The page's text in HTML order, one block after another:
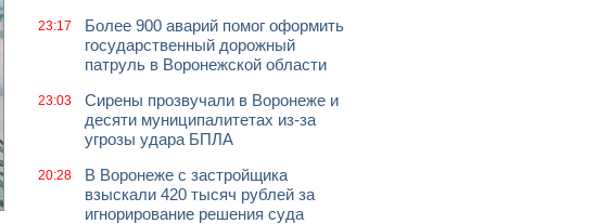
23:17
Более 900 аварий помог оформить
государственный дорожный
патруль в Воронежской области
23:03
Сирены прозвучали в Воронеже и
десяти муниципалитетах из-за
угрозы удара БПЛА
20:28
В Воронеже с застройщика
взыскали 420 тысяч рублей за
игнорирование решения суда